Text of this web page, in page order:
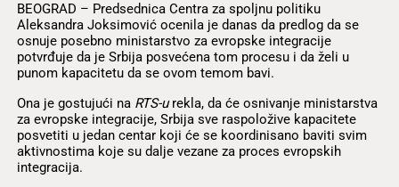
BEOGRAD – Predsednica Centra za spoljnu politiku
Aleksandra Joksimović ocenila je danas da predlog da se
osnuje posebno ministarstvo za evropske integracije
potvrđuje da je Srbija posvećena tom procesu i da želi u
punom kapacitetu da se ovom temom bavi.
Ona je gostujući na RTS-urekla, da će osnivanje ministarstva
za evropske integracije, Srbija sve raspoložive kapacitete
posvetiti u jedan centar koji će se koordinisano baviti svim
aktivnostima koje su dalje vezane za proces evropskih
integracija.